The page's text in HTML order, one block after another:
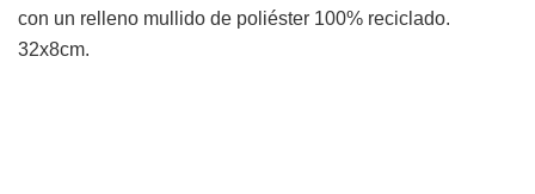
con un relleno mullido de poliéster 100% reciclado.
32x8cm.